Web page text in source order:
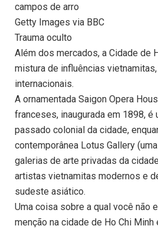
campos de arro
Getty Images via BBC
Trauma oculto
Além dos mercados, a Cidade de
mistura de influências
internacionais.
A ornamentada Saigon Opera
franceses, inaugurada em 1898, é
passado colonial da cidade,
contemporânea Lotus Gallery
galerias de arte privadas da
artistas vietnamitas modernos e
sudeste asiático.
Uma coisa sobre a qual você não
menção na cidade de Ho Chi Minh